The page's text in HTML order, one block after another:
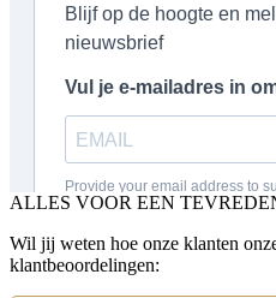
ALLES VOOR EEN
Wil jij weten hoe onze klanten
klantbeoordelingen: